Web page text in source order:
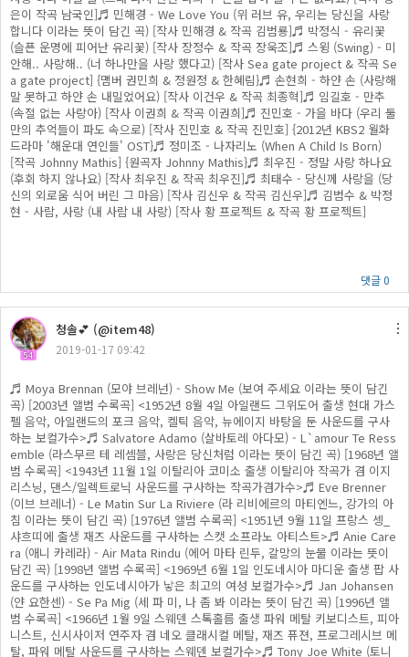
은이 작곡 남국인]♬ 민해경 - We Love You (위 러브 유, 우리는 당신을 사랑
합니다 이라는 뜻이 담긴 곡) [작사 민해경 & 작곡 김범룡]♬ 박정식 - 유리꽃
(슬픈 운명에 피어난 유리꽃) [작사 장정수 & 작곡 장욱조]♬ 스윙 (Swing) - 미
안해.. 사랑해.. (너 하나만을 사랑 했다고) [작사 Sea gate project & 작곡 Se
a gate project] {맴버 권민희 & 정원정 & 한혜림}♬ 손현희 - 하얀 손 (사랑해
말 못하고 하얀 손 내밀었어요) [작사 이건우 & 작곡 최종혁]♬ 임길호 - 만추
(속절 없는 사랑아) [작사 이권희 & 작곡 이권희]♬ 진민호 - 가을 바다 (우리 둘
만의 추억들이 파도 속으로) [작사 진민호 & 작곡 진민호] {2012년 KBS2 월화
드라마 '해운대 연인들' OST}♬ 정미조 - 나자리노 (When A Child Is Born)
[작곡 Johnny Mathis] {원곡자 Johnny Mathis}♬ 최우진 - 정말 사랑 하나요
(후회 하지 않나요) [작사 최우진 & 작곡 최우진]♬ 최태수 - 당신께 사랑을 (당
신의 외로움 식어 버린 그 마음) [작사 김신우 & 작곡 김신우]♬ 김범수 & 박정
현 - 사람, 사랑 (내 사람 내 사랑) [작사 황 프로젝트 & 작곡 황 프로젝트]
댓글 0
54
청솔💕 (@item48)
2019-01-17 09:42
♬ Moya Brennan (모야 브레넌) - Show Me (보여 주세요 이라는 뜻이 담긴
곡) [2003년 앨범 수록곡] <1952년 8월 4일 아일랜드 그위도어 출생 현대 가스
펠 음악, 아일랜드의 포크 음악, 켈틱 음악, 뉴에이지 바탕을 둔 사운드를 구사
하는 보컬가수>♬ Salvatore Adamo (살바토레 아다모) - L`amour Te Ress
emble (라스무르 테 레셈블, 사랑은 당신처럼 이라는 뜻이 담긴 곡) [1968년 앨
범 수록곡] <1943년 11월 1일 이탈리아 코미소 출생 이탈리아 작곡가 겸 이지
리스닝, 댄스/일렉트로닉 사운드를 구사하는 작곡가겸가수>♬ Eve Brenner
(이브 브레너) - Le Matin Sur La Riviere (라 리비에르의 마티엔느, 강가의 아
침 이라는 뜻이 담긴 곡) [1976년 앨범 수록곡] <1951년 9월 11일 프랑스 셍_
샤흐띠에 출생 재즈 사운드를 구사하는 스캣 소프라노 아티스트>♬ Anie Care
ra (애니 카레라) - Air Mata Rindu (에어 마타 린두, 갈망의 눈물 이라는 뜻이
담긴 곡) [1998년 앨범 수록곡] <1969년 6월 1일 인도네시아 마디운 출생 팝 사
운드를 구사하는 인도네시아가 낳은 최고의 여성 보컬가수>♬ Jan Johansen
(얀 요한센) - Se Pa Mig (세 파 미, 나 좀 봐 이라는 뜻이 담긴 곡) [1996년 앨
범 수록곡] <1966년 1월 9일 스웨덴 스톡홀름 출생 파워 메탈 키보디스트, 피아
니스트, 신시사이저 연주자 겸 네오 클래시컬 메탈, 재즈 퓨젼, 프로그레시브 메
탈, 파워 메탈 사운드를 구사하는 스웨덴 보컬가수>♬ Tony Joe White (토니